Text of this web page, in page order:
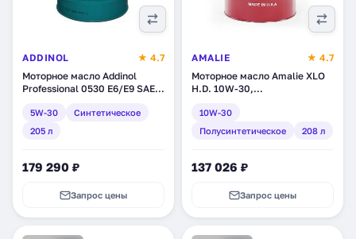
ADDINOL
★ 4.7
Моторное масло Addinol
Professional 0530 E6/E9 SAE
(4014766403148)
5W-30
Синтетическое
205 л
179 290 ₽
Запрос цены
AMALIE
★ 4.7
Моторное масло Amalie XLO
H.D. 10W-30,
(160-71773-05)
10W-30
Полусинтетическое
208 л
137 026 ₽
Запрос цены